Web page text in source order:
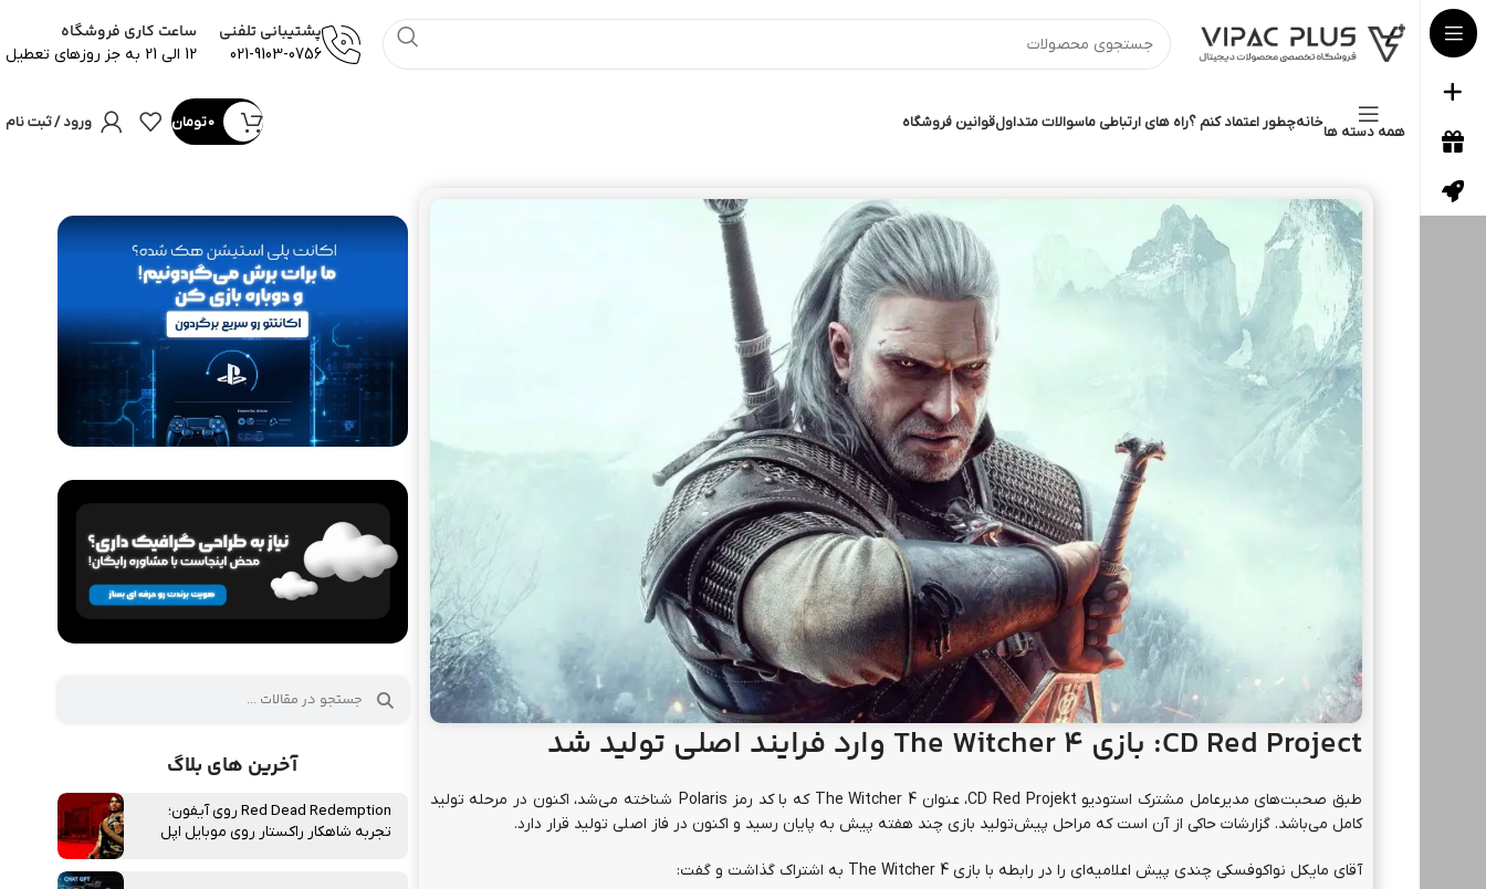
پشتیبانی تلفنی
021-9103-0756
ساعت کاری فروشگاه
12 الی 21 به جز روزهای تعطیل
همه دسته ها
خانهچطور اعتماد کنم ؟راه های ارتباطی ماسوالات متداولقوانین فروشگاه 0تومان ورود / ثبت نام
CD Red Project: بازی The Witcher 4 وارد فرایند اصلی تولید شد
طبق صحبت‌های مدیرعامل مشترک استودیو CD Red Projekt، عنوان The Witcher 4 که با کد رمز Polaris شناخته می‌شد، اکنون در مرحله تولید
کامل می‌باشد. گزارشات حاکی از آن است که مراحل پیش‌تولید بازی چند هفته پیش به پایان رسید و اکنون در فاز اصلی تولید قرار دارد.
آقای مایکل نواکوفسکی چندی پیش اعلامیه‌ای را در رابطه با بازی The Witcher 4 به اشتراک گذاشت و گفت:
آخرین های بلاگ
Red Dead Redemption روی آیفون؛
تجربه شاهکار راکستار روی موبایل اپل